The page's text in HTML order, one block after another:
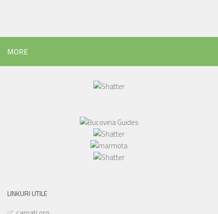
MORE
LINKURI UTILE